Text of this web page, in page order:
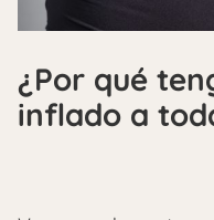
¿Por qué
inflado a